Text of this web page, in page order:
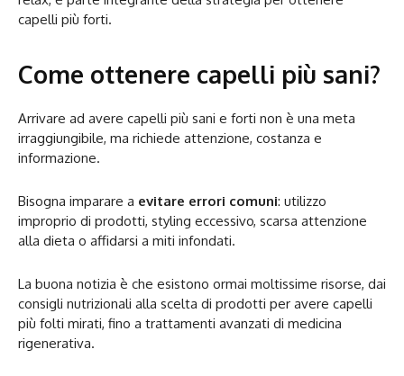
capelli più forti.
Come ottenere capelli più sani?
Arrivare ad avere capelli più sani e forti non è una meta
irraggiungibile, ma richiede attenzione, costanza e
informazione.
Bisogna imparare a evitare errori comuni: utilizzo
improprio di prodotti, styling eccessivo, scarsa attenzione
alla dieta o affidarsi a miti infondati.
La buona notizia è che esistono ormai moltissime risorse, dai
consigli nutrizionali alla scelta di prodotti per avere capelli
più folti mirati, fino a trattamenti avanzati di medicina
rigenerativa.